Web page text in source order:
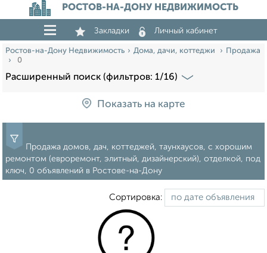
РОСТОВ-НА-ДОНУ НЕДВИЖИМОСТЬ
Закладки Личный кабинет
Ростов-на-Дону Недвижимость Дома, дачи, коттеджи
Продажа
0
Расширенный поиск (фильтров: 1/16)
Показать на карте
Продажа домов, дач, коттеджей, таунхаусов, с хорошим
ремонтом (евроремонт, элитный, дизайнерский), отделкой, под
ключ, 0 объявлений в Ростове-на-Дону
Сортировка: